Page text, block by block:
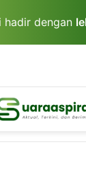
hadir dengan